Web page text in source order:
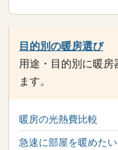
目的別の暖房選び
用途・目的別に暖
ます。
暖房の光熱費比較
急速に部屋を暖めたい